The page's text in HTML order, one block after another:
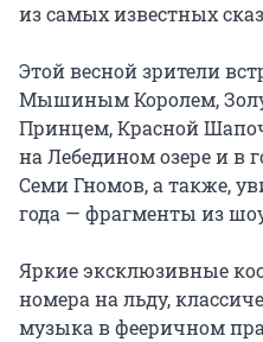
из самых известных
Этой весной зрители
Мышиным Королем,
Принцем, Красной
на Лебедином озере и в
Семи Гномов, а также,
года — фрагменты из
Яркие эксклюзивные
номера на льду,
музыка в фееричном